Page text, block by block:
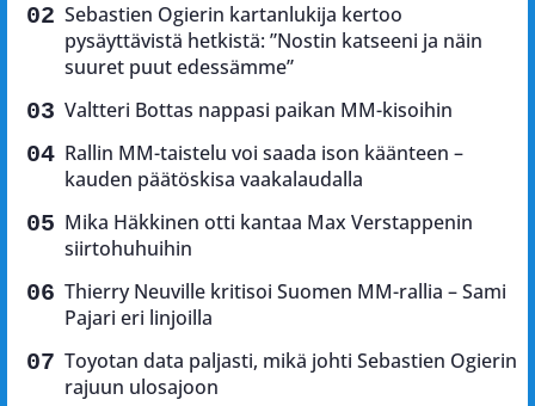
Sebastien Ogierin kartanlukija kertoo
pysäyttävistä hetkistä: ”Nostin katseeni ja näin
suuret puut edessämme”
Valtteri Bottas nappasi paikan MM-kisoihin
Rallin MM-taistelu voi saada ison käänteen –
kauden päätöskisa vaakalaudalla
Mika Häkkinen otti kantaa Max Verstappenin
siirtohuhuihin
Thierry Neuville kritisoi Suomen MM-rallia – Sami
Pajari eri linjoilla
Toyotan data paljasti, mikä johti Sebastien Ogierin
rajuun ulosajoon